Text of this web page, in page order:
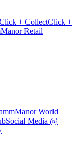
+ CollectClick +
Manor Retail
Manor World
Social Media @